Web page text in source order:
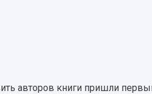
авторов книги пришли